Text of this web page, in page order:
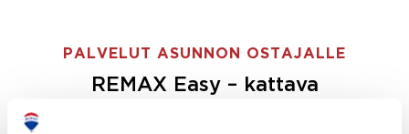
PALVELUT ASUNNON OSTAJALLE
REMAX Easy – kattava